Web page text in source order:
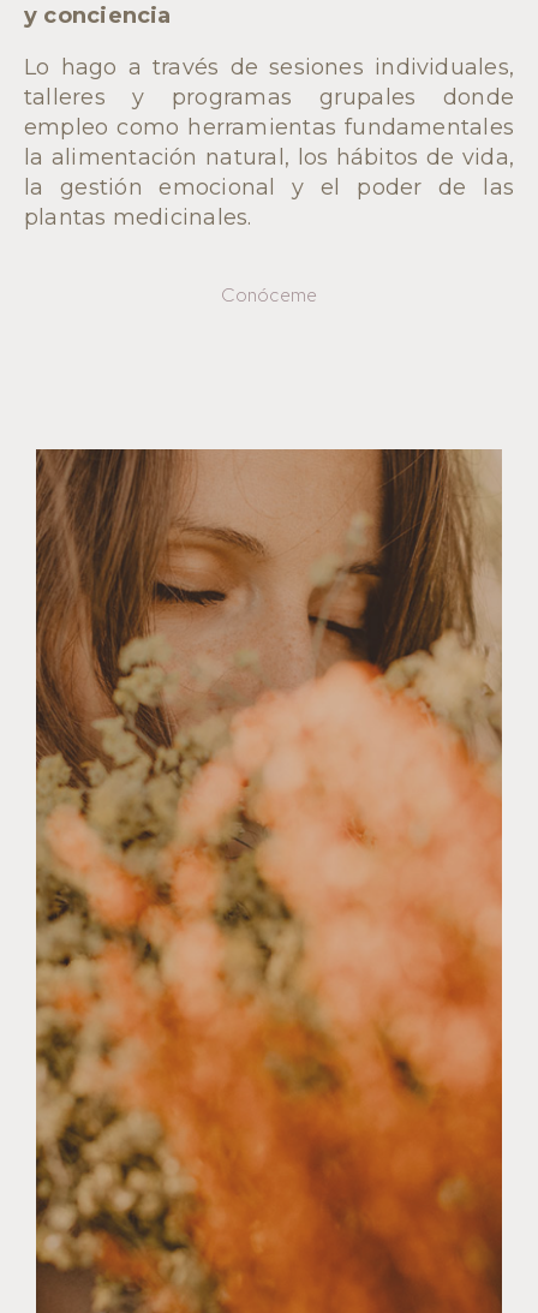
y conciencia
Lo hago a través de sesiones individuales,
talleres y programas grupales donde
empleo como herramientas fundamentales
la alimentación natural, los hábitos de vida,
la gestión emocional y el poder de las
plantas medicinales.
Conóceme